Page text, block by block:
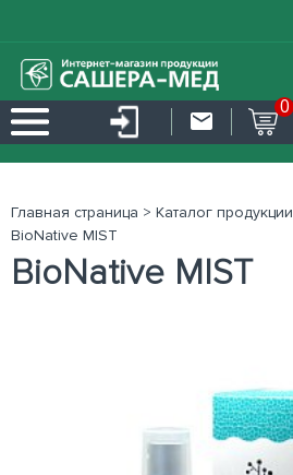
0
Главная страница > Каталог продукции
BioNative MIST
BioNative MIST